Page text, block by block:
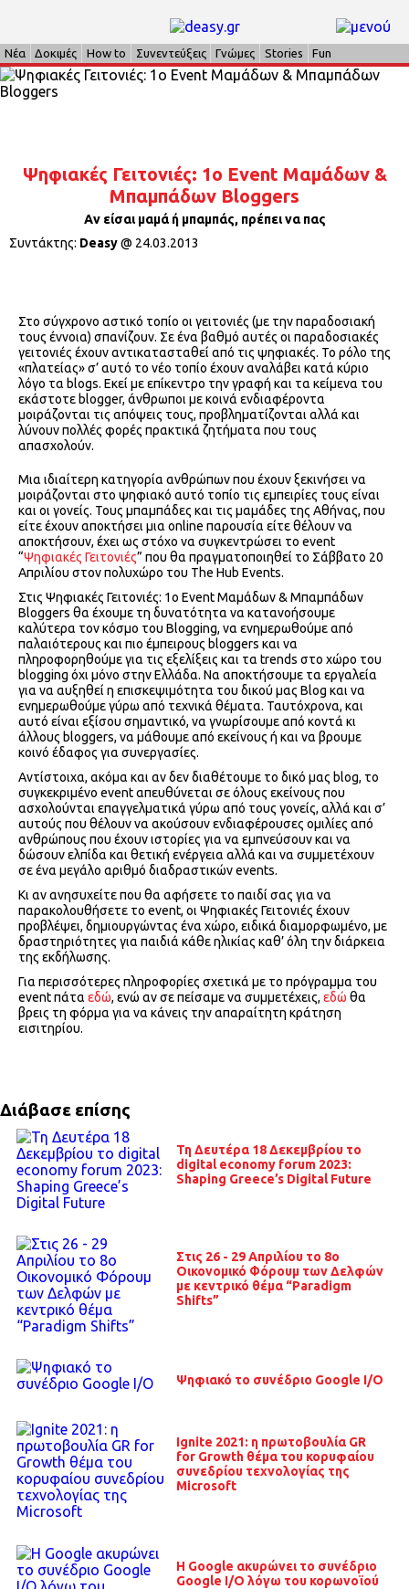
Νέα Δοκιμές How to Συνεντεύξεις Γνώμες Stories Fun
Ψηφιακές Γειτονιές: 1ο Event Μαμάδων &
Μπαμπάδων Bloggers
Αν είσαι μαμά ή μπαμπάς, πρέπει να πας
Συντάκτης: Deasy@ 24.03.2013
Στο σύγχρονο αστικό τοπίο οι γειτονιές (με την παραδοσιακή
τους έννοια) σπανίζουν. Σε ένα βαθμό αυτές οι παραδοσιακές
γειτονιές έχουν αντικατασταθεί από τις ψηφιακές. Το ρόλο της
«πλατείας» σ’ αυτό το νέο τοπίο έχουν αναλάβει κατά κύριο
λόγο τα blogs. Εκεί με επίκεντρο την γραφή και τα κείμενα του
εκάστοτε blogger, άνθρωποι με κοινά ενδιαφέροντα
μοιράζονται τις απόψεις τους, προβληματίζονται αλλά και
λύνουν πολλές φορές πρακτικά ζητήματα που τους
απασχολούν.
Μια ιδιαίτερη κατηγορία ανθρώπων που έχουν ξεκινήσει να
μοιράζονται στο ψηφιακό αυτό τοπίο τις εμπειρίες τους είναι
και οι γονείς. Τους μπαμπάδες και τις μαμάδες της Αθήνας, που
είτε έχουν αποκτήσει μια online παρουσία είτε θέλουν να
αποκτήσουν, έχει ως στόχο να συγκεντρώσει το event
“Ψηφιακές Γειτονιές” που θα πραγματοποιηθεί το Σάββατο 20
Απριλίου στον πολυχώρο του The Hub Events.
Στις Ψηφιακές Γειτονιές: 1ο Event Μαμάδων & Μπαμπάδων
Bloggers θα έχουμε τη δυνατότητα να κατανοήσουμε
καλύτερα τον κόσμο του Blogging, να ενημερωθούμε από
παλαιότερους και πιο έμπειρους bloggers και να
πληροφορηθούμε για τις εξελίξεις και τα trends στο χώρο του
blogging όχι μόνο στην Ελλάδα. Να αποκτήσουμε τα εργαλεία
για να αυξηθεί η επισκεψιμότητα του δικού μας Blog και να
ενημερωθούμε γύρω από τεχνικά θέματα. Ταυτόχρονα, και
αυτό είναι εξίσου σημαντικό, να γνωρίσουμε από κοντά κι
άλλους bloggers, να μάθουμε από εκείνους ή και να βρουμε
κοινό έδαφος για συνεργασίες.
Αντίστοιχα, ακόμα και αν δεν διαθέτουμε το δικό μας blog, το
συγκεκριμένο event απευθύνεται σε όλους εκείνους που
ασχολούνται επαγγελματικά γύρω από τους γονείς, αλλά και σ’
αυτούς που θέλουν να ακούσουν ενδιαφέρουσες ομιλίες από
ανθρώπους που έχουν ιστορίες για να εμπνεύσουν και να
δώσουν ελπίδα και θετική ενέργεια αλλά και να συμμετέχουν
σε ένα μεγάλο αριθμό διαδραστικών events.
Κι αν ανησυχείτε που θα αφήσετε το παιδί σας για να
παρακολουθήσετε το event, οι Ψηφιακές Γειτονιές έχουν
προβλέψει, δημιουργώντας ένα χώρο, ειδικά διαμορφωμένο, με
δραστηριότητες για παιδιά κάθε ηλικίας καθ’ όλη την διάρκεια
της εκδήλωσης.
Για περισσότερες πληροφορίες σχετικά με το πρόγραμμα του
event πάτα εδώ, ενώ αν σε πείσαμε να συμμετέχεις, εδώ θα
βρεις τη φόρμα για να κάνεις την απαραίτητη κράτηση
εισιτηρίου.
Διάβασε επίσης
Τη Δευτέρα 18 Δεκεμβρίου το
digital economy forum 2023:
Shaping Greece’s Digital Future
Στις 26 - 29 Απριλίου το 8o
Οικονομικό Φόρουμ των Δελφών
με κεντρικό θέμα “Paradigm
Shifts”
Ψηφιακό το συνέδριο Google I/O
Ignite 2021: η πρωτοβουλία GR
for Growth θέμα του κορυφαίου
συνεδρίου τεχνολογίας της
Microsoft
Η Google ακυρώνει το συνέδριο
Google I/O λόγω του κορωνοϊού